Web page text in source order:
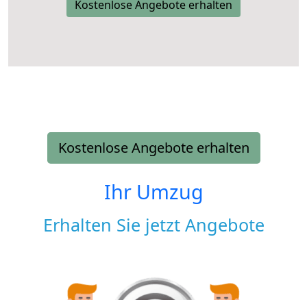
Kostenlose Angebote erhalten
Kostenlose Angebote erhalten
Ihr Umzug
Erhalten Sie jetzt Angebote